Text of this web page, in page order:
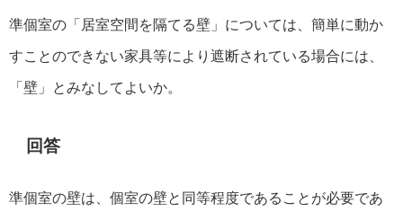
準個室の「居室空間を隔てる壁」については、簡単に動か
すことのできない家具等により遮断されている場合には、
「壁」とみなしてよいか。
回答
準個室の壁は、個室の壁と同等程度であることが必要であ